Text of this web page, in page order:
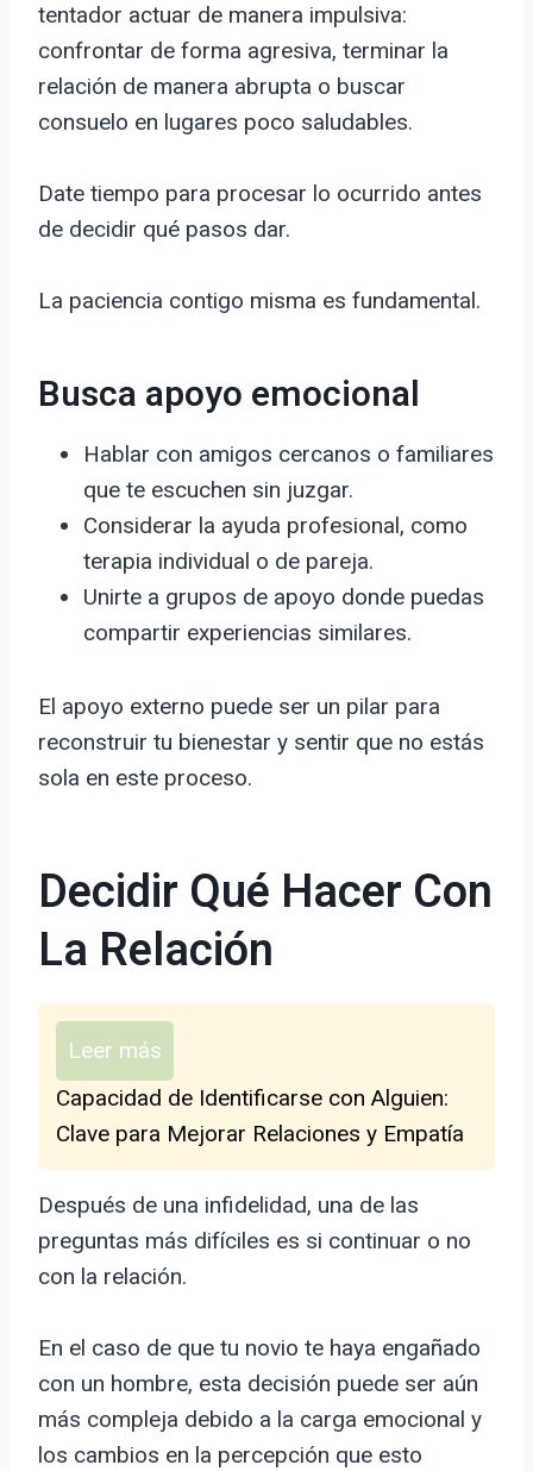
tentador actuar de manera impulsiva:
confrontar de forma agresiva, terminar la
relación de manera abrupta o buscar
consuelo en lugares poco saludables.
Date tiempo para procesar lo ocurrido antes
de decidir qué pasos dar.
La paciencia contigo misma es fundamental.
Busca apoyo emocional
Hablar con amigos cercanos o familiares
que te escuchen sin juzgar.
Considerar la ayuda profesional, como
terapia individual o de pareja.
Unirte a grupos de apoyo donde puedas
compartir experiencias similares.
El apoyo externo puede ser un pilar para
reconstruir tu bienestar y sentir que no estás
sola en este proceso.
Decidir Qué Hacer Con
La Relación
Leer más
Capacidad de Identificarse con Alguien:
Clave para Mejorar Relaciones y Empatía
Después de una infidelidad, una de las
preguntas más difíciles es si continuar o no
con la relación.
En el caso de que tu novio te haya engañado
con un hombre, esta decisión puede ser aún
más compleja debido a la carga emocional y
los cambios en la percepción que esto